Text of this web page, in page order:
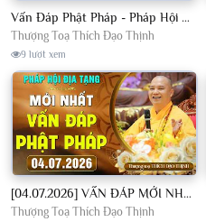
Vấn Đáp Phật Pháp - Pháp Hội Địa Tạng Ngày 01/08/2026│TT. Thích Đạo Thịnh
Thượng Toạ Thích Đạo Thịnh
9 lượt xem
[04.07.2026] VẤN ĐÁP MỚI NHẤT - Pháp Hội Địa Tạng Chùa Khai Nguyên | TT. Thích Đạo Thịnh
Thượng Toạ Thích Đạo Thịnh